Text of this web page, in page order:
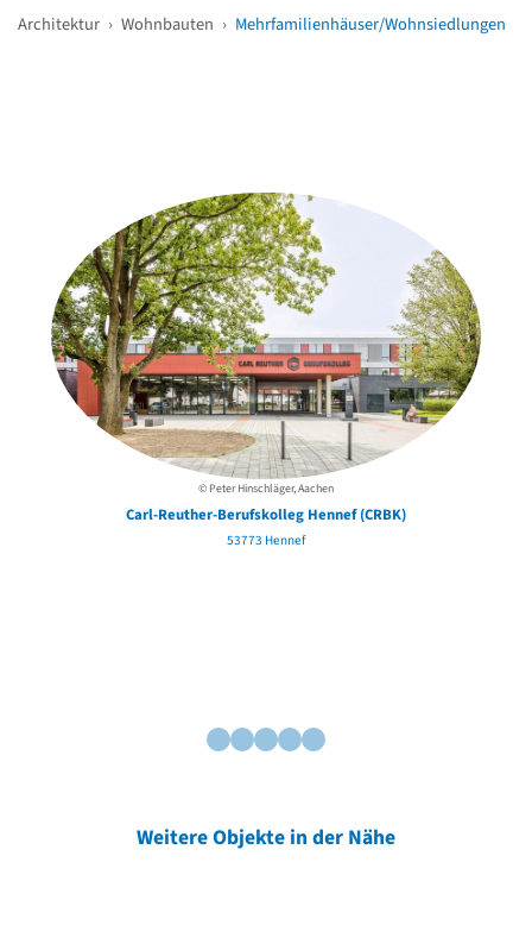
Architektur › Wohnbauten › Mehrfamilienhäuser/Wohnsiedlungen
© Peter Hinschläger, Aachen
Carl-Reuther-Berufskolleg Hennef (CRBK)
53773 Hennef
Weitere Objekte in der Nähe